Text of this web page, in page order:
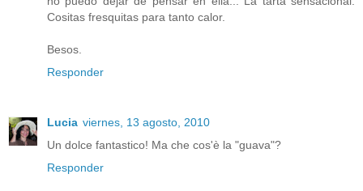
Cositas fresquitas para tanto calor.
Besos.
Responder
Lucia viernes, 13 agosto, 2010
Un dolce fantastico! Ma che cos'è la "guava"?
Responder